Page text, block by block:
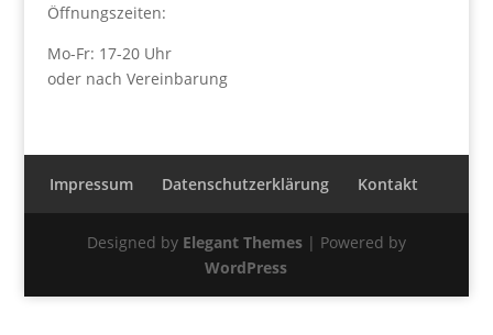
Öffnungszeiten:
Mo-Fr: 17-20 Uhr
oder nach Vereinbarung
Impressum Datenschutzerklärung Kontakt
Designed by Elegant Themes| Powered by
WordPress